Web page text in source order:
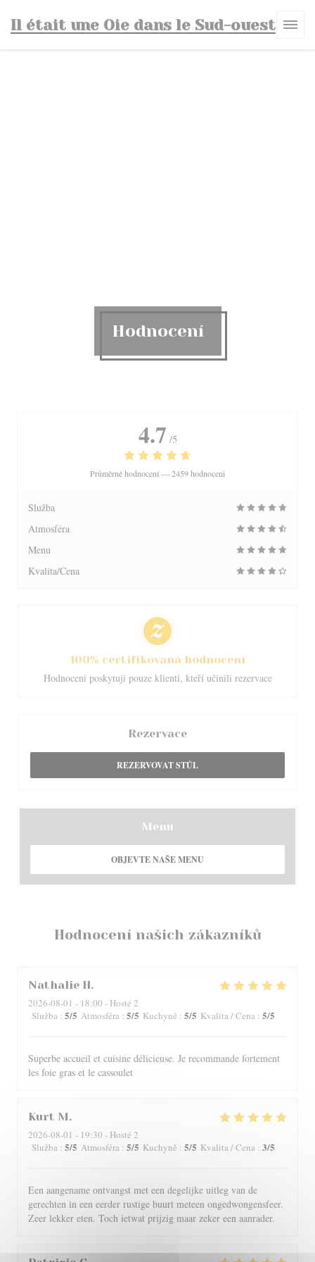
Il était une Oie dans le Sud-ouest
Hodnocení
Hodnocení našich zákazníků
Nathalie H
2026-08-01 - 18:00 - Hosté 2
Služba : 5/5 Atmosféra : 5/5 Kuchyně : 5/5 Kvalita / Cena : 5/5
Superbe accueil et cuisine délicieuse. Je recommande fortement
les foie gras et le cassoulet
Kurt M
2026-08-01 - 19:30 - Hosté 2
Služba : 5/5 Atmosféra : 5/5 Kuchyně : 5/5 Kvalita / Cena : 3/5
Een aangename ontvangst met een degelijke uitleg van de
gerechten in een eerder rustige buurt meteen ongedwongensfeer.
Zeer lekker eten. Toch ietwat prijzig maar zeker een aanrader.
4.7 /5
Průměrné hodnocení —2459 hodnoceni
Služba
Atmosféra
Menu
Kvalita/Cena
100% certifikovaná hodnocení
Hodnocení poskytují pouze klienti, kteří učinili rezervace
Rezervace
REZERVOVAT STŮL
Menu
OBJEVTE NAŠE MENU